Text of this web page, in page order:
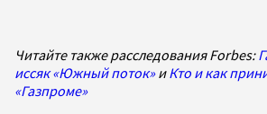
Читайте также расследования Forbes:
иссяк «Южный поток»иКто и как
«Газпроме»